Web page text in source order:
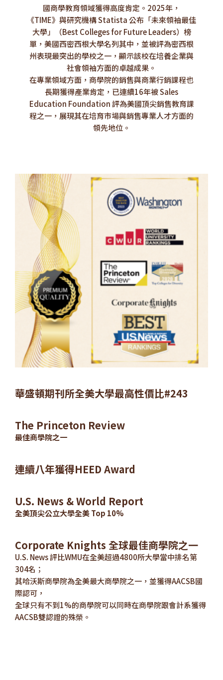
國商學教育領域獲得高度肯定。2025年，
《TIME》與研究機構 Statista 公布「未來領袖最佳
大學」（Best Colleges for Future Leaders）榜
單，美國西密西根大學名列其中，並被評為密西根
州表現最突出的學校之一，顯示該校在培養企業與
社會領袖方面的卓越成果。
在專業領域方面，商學院的銷售與商業行銷課程也
長期獲得產業肯定，已連續16年被 Sales
Education Foundation 評為美國頂尖銷售教育課
程之一，展現其在培育市場與銷售專業人才方面的
領先地位。
華盛頓期刊所全美大學最高性價比#243
The Princeton Review
最佳商學院之一
連續八年獲得HEED Award
U.S. News & World Report
全美頂尖公立大學全美 Top 10%
Corporate Knights 全球最佳商學院之一
U.S. News 評比WMU在全美超過4800所大學當中排名第
304名；
其哈沃斯商學院為全美最大商學院之一，並獲得AACSB國
際認可，
全球只有不到1%的商學院可以同時在商學院跟會計系獲得
AACSB雙認證的殊榮。